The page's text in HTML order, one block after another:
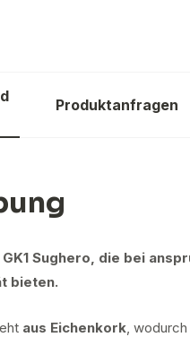
Produktanfragen
GK1 Sughero, die bei
bieten.
aus Eichenkork,